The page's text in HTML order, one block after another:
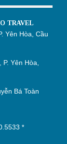
TRAVEL
Yên Hòa, Cầu
Yên Hòa,
Bá Toàn
*